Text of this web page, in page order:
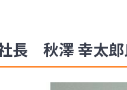
秋澤 幸太郎